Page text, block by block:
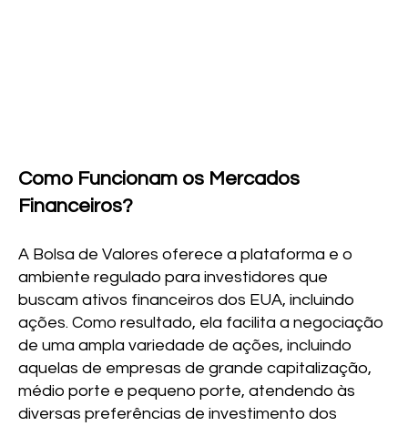
Como Funcionam os Mercados
Financeiros?
A Bolsa de Valores oferece a plataforma e o
ambiente regulado para investidores que
buscam ativos financeiros dos EUA, incluindo
ações. Como resultado, ela facilita a negociação
de uma ampla variedade de ações, incluindo
aquelas de empresas de grande capitalização,
médio porte e pequeno porte, atendendo às
diversas preferências de investimento dos